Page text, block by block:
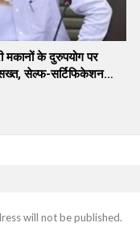
मकानों के दुरुपयोग पर
सख्त, सेल्फ-सर्टिफिकेशन…
will not be published.